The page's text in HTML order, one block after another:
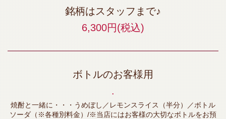
銘柄はスタッフまで♪
6,300円(税込)
ボトルのお客様用
.
焼酎と一緒に・・・うめぼし／レモンスライス（半分）／ボトル
ソーダ（※各種別料金）/※当店にはお客様の大切なボトルをお預